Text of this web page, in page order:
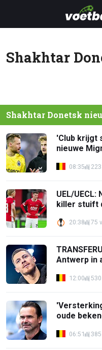
Shakhtar
Shakhtar Donetsk
'Club krijgt
nieuwe
08:35
UEL/
killer stuift
20:38 75
Antwerp in
12:00
oude
06:51